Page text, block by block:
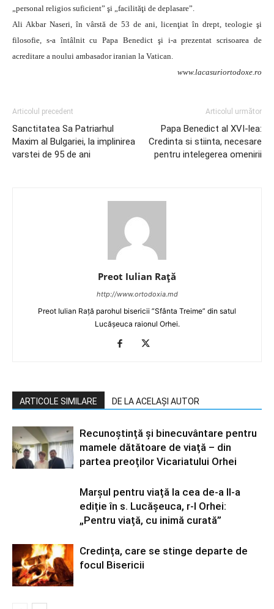
„personal religios suficient” şi „facilităţi de deplasare”.
Ali Akbar Naseri, în vârstă de 53 de ani, licenţiat în drept, teologie şi
filosofie, s-a întâlnit cu Papa Benedict şi i-a prezentat scrisoarea de
acreditare a noului ambasador iranian la Vatican.
www.lacasuriortodoxe.ro
Articolul precedent
Sanctitatea Sa Patriarhul
Maxim al Bulgariei, la implinirea
varstei de 95 de ani
Articolul următor
Papa Benedict al XVI-lea:
Credinta si stiinta, necesare
pentru intelegerea omenirii
Preot Iulian Raţă
http://www.ortodoxia.md
Preot Iulian Rață parohul bisericii ”Sfânta Treime” din satul
Lucășeuca raionul Orhei.
ARTICOLE SIMILARE DE LA ACELAȘI AUTOR
Recunoștință și binecuvântare pentru
mamele dătătoare de viață – din
partea preoților Vicariatului Orhei
Marșul pentru viață la cea de-a II-a
ediție în s. Lucășeuca, r-l Orhei:
„Pentru viață, cu inimă curată”
Credința, care se stinge departe de
focul Bisericii